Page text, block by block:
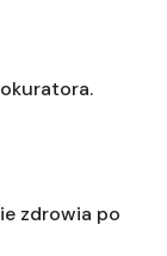
zdrowia po